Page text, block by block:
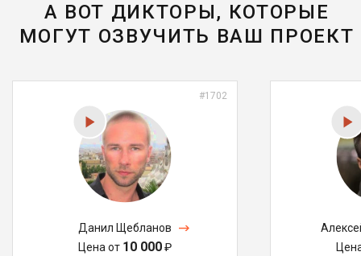
А ВОТ ДИКТОРЫ, КОТОРЫЕ
МОГУТ ОЗВУЧИТЬ ВАШ ПРОЕКТ
#1702
Данил Щебланов
Цена от 10 000₽